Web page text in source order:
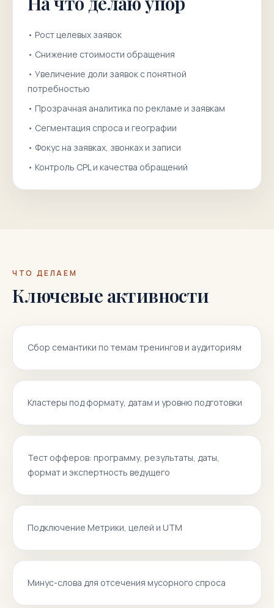
• Рост целевых заявок
• Снижение стоимости обращения
• Увеличение доли заявок с понятной
потребностью
• Прозрачная аналитика по рекламе и заявкам
• Сегментация спроса и географии
• Фокус на заявках, звонках и записи
• Контроль CPL и качества обращений
ЧТО ДЕЛАЕМ
Ключевые активности
Сбор семантики по темам тренингов и аудиториям
Кластеры под формату, датам и уровню подготовки
Тест офферов: программу, результаты, даты,
формат и экспертность ведущего
Подключение Метрики, целей и UTM
Минус-слова для отсечения мусорного спроса